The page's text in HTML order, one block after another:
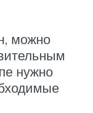
можно
нужно